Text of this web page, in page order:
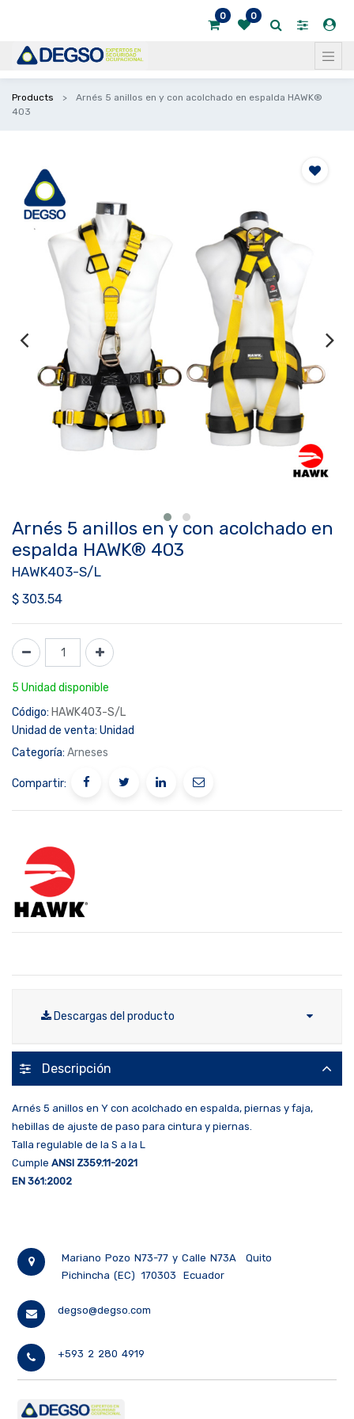
0 0
Products
Arnés 5 anillos en y con acolchado en espalda HAWK®
403
Arnés 5 anillos en y con acolchado en
espalda HAWK® 403
HAWK403-S/L
$ 303.54
5 Unidad disponible
Código: HAWK403-S/L
Unidad de venta: Unidad
Categoría: Arneses
Compartir:
Descargas del producto
Descripción
Arnés 5 anillos en Y con acolchado en espalda, piernas y faja,
hebillas de ajuste de paso para cintura y piernas.
Talla regulable de la S a la L
Cumple ANSI Z359.11-2021
EN 361:2002
Mariano Pozo N73-77 y Calle N73A
Quito
Pichincha (EC)
170303 Ecuador
degso@degso.com
+593 2 280 4919